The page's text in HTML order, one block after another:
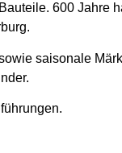
600 Jahre
saisonale